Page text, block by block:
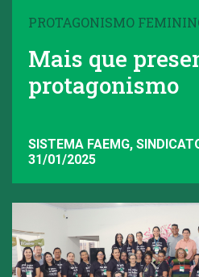
PROTAGONISMO
Mais que
protagonismo
SISTEMA FAEMG,
31/01/2025